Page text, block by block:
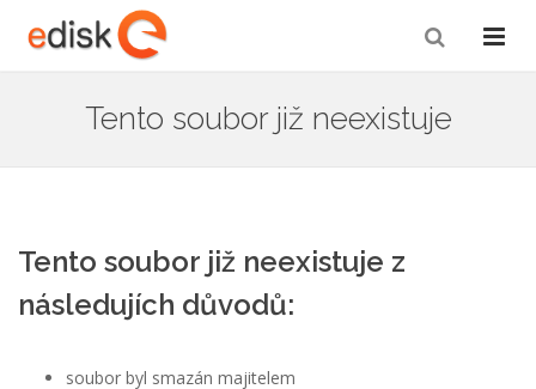
Tento soubor již neexistuje
Tento soubor již neexistuje z
následujích důvodů:
soubor byl smazán majitelem